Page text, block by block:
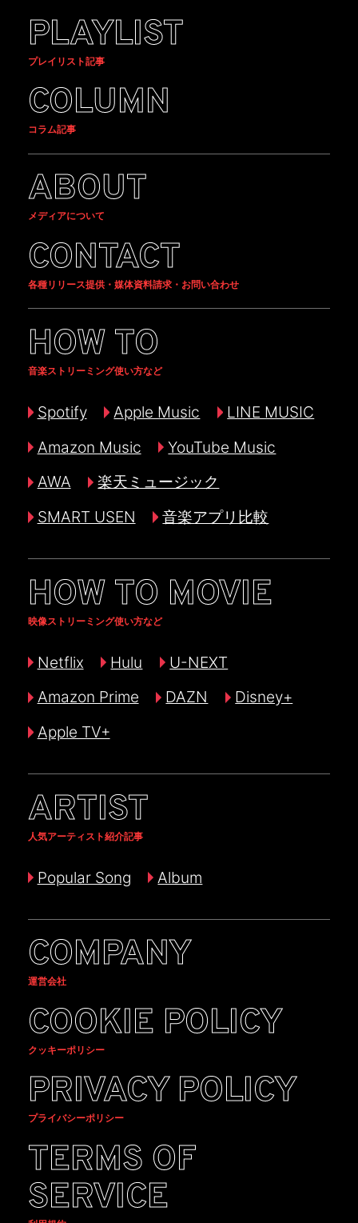
PLAYLIST
プレイリスト記事
COLUMN
コラム記事
ABOUT
メディアについて
CONTACT
各種リリース提供・媒体資料請求・お問い合わせ
HOW TO
音楽ストリーミング使い方など
Spotify Apple Music
LINE MUSIC
Amazon Music
YouTube Music
AWA
楽天ミュージック
SMART USEN
音楽アプリ比較
HOW TO MOVIE
映像ストリーミング使い方など
Netflix Hulu
U-NEXT
Amazon Prime
DAZN
Disney+
Apple TV+
ARTIST
人気アーティスト紹介記事
Popular Song Album
COMPANY
運営会社
COOKIE POLICY
クッキーポリシー
PRIVACY POLICY
プライバシーポリシー
TERMS OF
SERVICE